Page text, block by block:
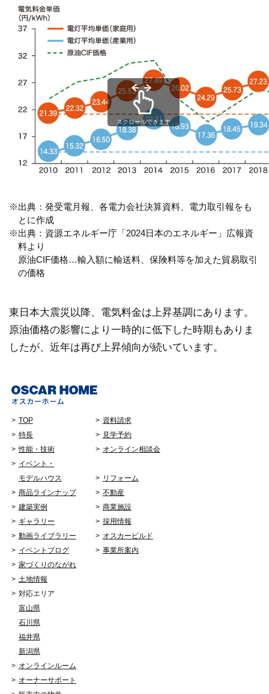
スクロールできます
※出典：発受電月報、各電力会社決算資料、電力取引報をも
とに作成
※出典：資源エネルギー庁「2024⽇本のエネルギー」広報資
料より
原油CIF価格…輸入額に輸送料、保険料等を加えた貿易取引
の価格
東日本大震災以降、電気料金は上昇基調にあります。
原油価格の影響により一時的に低下した時期もありま
したが、近年は再び上昇傾向が続いています。
TOP
特長
性能・技術
イベント・
モデルハウス
商品ラインナップ
建築実例
ギャラリー
動画ライブラリー
イベントブログ
家づくりのながれ
土地情報
対応エリア
富山県
石川県
福井県
新潟県
オンラインルーム
オーナーサポート
資料請求
見学予約
オンライン相談会
リフォーム
不動産
商業施設
採用情報
オスカービルド
事業所案内